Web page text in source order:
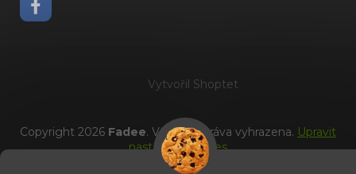
Vytvořil Shoptet
Copyright 2026 Fadee. Všechna práva vyhrazena. Upravit
nastavení cookies